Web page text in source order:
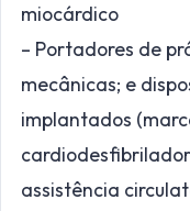
miocárdico
– Portadores de
mecânicas; e
implantados
assistência